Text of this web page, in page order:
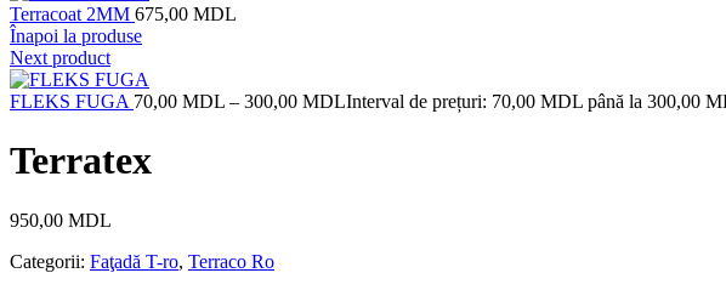
Terracoat 2MM 675,00 MDL
Înapoi la produse
Next product
FLEKS FUGA 70,00 MDL – 300,00 MDLInterval de prețuri: 70,00 MDL până la 300,00
Terratex
950,00 MDL
Categorii: Faţadă T-ro, Terraco Ro